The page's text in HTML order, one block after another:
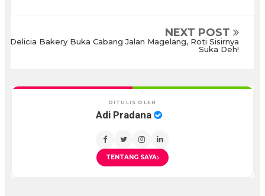
NEXT POST
Delicia Bakery Buka Cabang Jalan Magelang, Roti Sisirnya
Suka Deh!
DITULIS OLEH
Adi Pradana
TENTANG SAYA